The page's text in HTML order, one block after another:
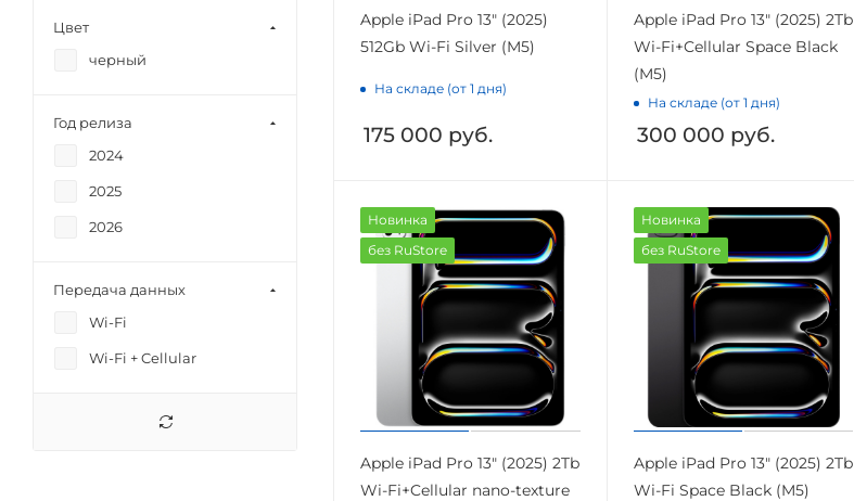
Apple iPad Pro 13" (2025)
512Gb Wi-Fi Silver (M5)
На складе (от 1 дня)
175 000 руб.
Apple iPad Pro 13" (2025) 2Tb
Wi-Fi+Cellular Space Black
(M5)
На складе (от 1 дня)
300 000 руб.
Новинка
без RuStore
Apple iPad Pro 13" (2025) 2Tb
Wi-Fi+Cellular nano-texture
Новинка
без RuStore
Apple iPad Pro 13" (2025) 2Tb
Wi-Fi Space Black (M5)
Цвет
черный
Год релиза
2024
2025
2026
Передача данных
Wi-Fi
Wi-Fi + Cellular